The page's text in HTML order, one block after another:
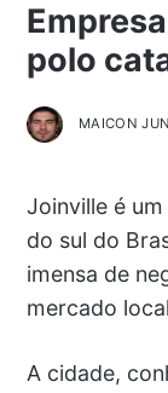
polo
MAICON
Joinville é
do sul do
imensa de
mercado
A cidade,